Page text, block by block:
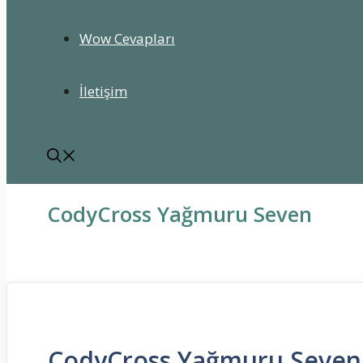
Wow Cevapları
İletişim
CodyCross Yağmuru Seven